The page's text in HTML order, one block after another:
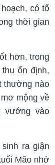
có tổ
thời gian
hơn, trong
ổn định,
thường nào
mộng về
vướng vào
ra giận
Mão nhớ